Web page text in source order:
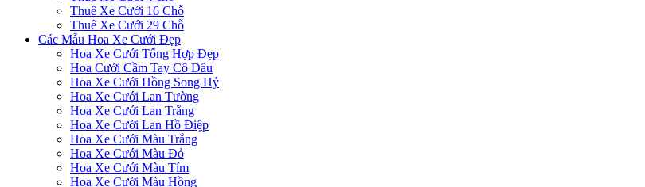
Thuê Xe Cưới 16 Chỗ
Thuê Xe Cưới 29 Chỗ
Các Mẫu Hoa Xe Cưới Đẹp
Hoa Xe Cưới Tổng Hợp Đẹp
Hoa Cưới Cầm Tay Cô Dâu
Hoa Xe Cưới Hồng Song Hỷ
Hoa Xe Cưới Lan Tường
Hoa Xe Cưới Lan Trắng
Hoa Xe Cưới Lan Hồ Điệp
Hoa Xe Cưới Màu Trắng
Hoa Xe Cưới Màu Đỏ
Hoa Xe Cưới Màu Tím
Hoa Xe Cưới Màu Hồng